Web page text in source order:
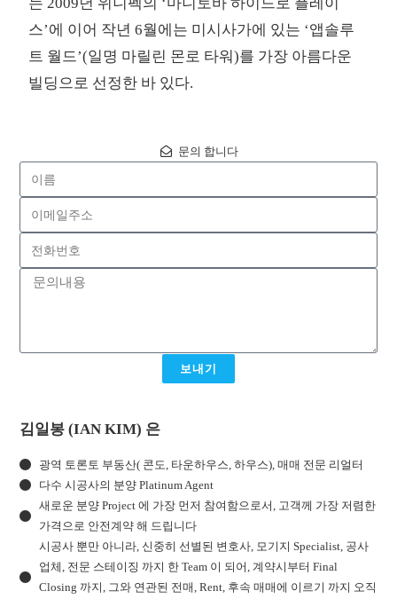
스’에 이어 작년 6월에는 미시사가에 있는 ‘앱솔루
트 월드’(일명 마릴린 몬로 타워)를 가장 아름다운
빌딩으로 선정한 바 있다.
문의 합니다
보내기
김일봉 (IAN KIM) 은
광역 토론토 부동산( 콘도, 타운하우스, 하우스), 매매 전문 리얼터
다수 시공사의 분양 Platinum Agent
새로운 분양 Project 에 가장 먼저 참여함으로서, 고객께 가장 저렴한
가격으로 안전계약 해 드립니다
시공사 뿐만 아니라, 신중히 선별된 변호사, 모기지 Specialist, 공사
업체, 전문 스테이징 까지 한 Team 이 되어, 계약시부터 Final
Closing 까지, 그와 연관된 전매, Rent, 후속 매매에 이르기 까지 오직